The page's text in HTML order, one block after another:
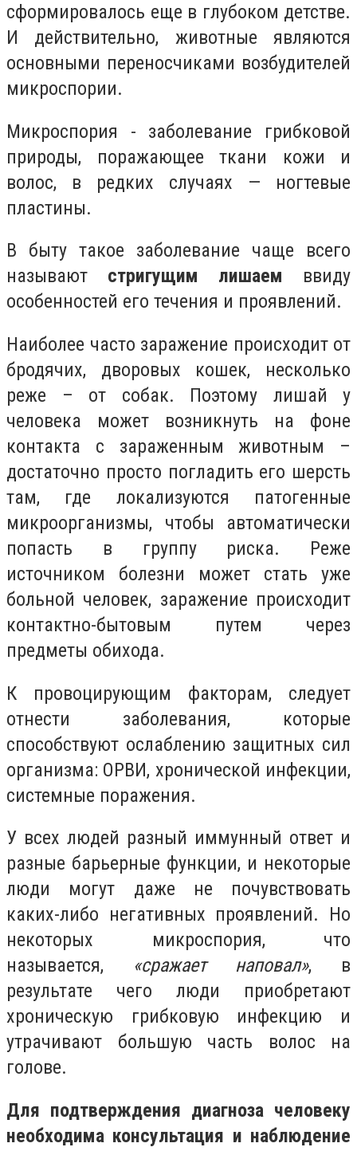
сформировалось еще в глубоком детстве.
И действительно, животные являются
основными переносчиками возбудителей
микроспории.
Микроспория - заболевание грибковой
природы, поражающее ткани кожи и
волос, в редких случаях — ногтевые
пластины.
В быту такое заболевание чаще всего
называют стригущим лишаем ввиду
особенностей его течения и проявлений.
Наиболее часто заражение происходит от
бродячих, дворовых кошек, несколько
реже – от собак. Поэтому лишай у
человека может возникнуть на фоне
контакта с зараженным животным –
достаточно просто погладить его шерсть
там, где локализуются патогенные
микроорганизмы, чтобы автоматически
попасть в группу риска. Реже
источником болезни может стать уже
больной человек, заражение происходит
контактно-бытовым путем через
предметы обихода.
К провоцирующим факторам, следует
отнести заболевания, которые
способствуют ослаблению защитных сил
организма: ОРВИ, хронической инфекции,
системные поражения.
У всех людей разный иммунный ответ и
разные барьерные функции, и некоторые
люди могут даже не почувствовать
каких-либо негативных проявлений. Но
некоторых микроспория, что
называется, «сражает наповал», в
результате чего люди приобретают
хроническую грибковую инфекцию и
утрачивают большую часть волос на
голове.
Для подтверждения диагноза человеку
необходима консультация и наблюдение